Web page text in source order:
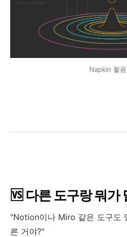
Napkin 활용
🆚 다른 도구랑 뭐가
"Notion이나 Miro 같은 도구도
른 거야?"